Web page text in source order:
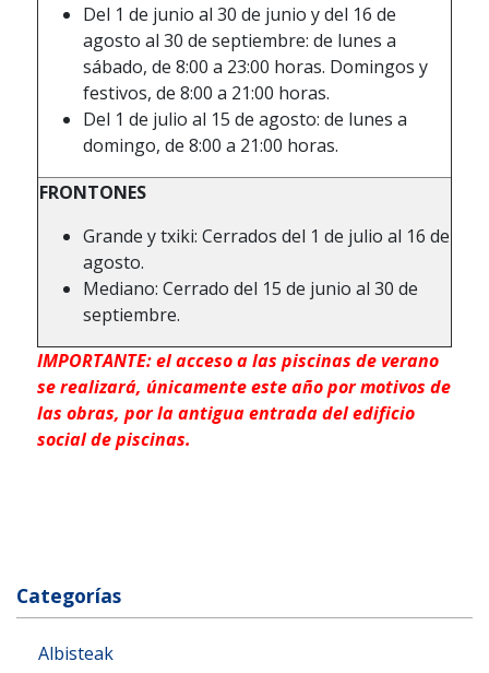
Del 1 de junio al 30 de junio y del 16 de
agosto al 30 de septiembre: de lunes a
sábado, de 8:00 a 23:00 horas. Domingos y
festivos, de 8:00 a 21:00 horas.
Del 1 de julio al 15 de agosto: de lunes a
domingo, de 8:00 a 21:00 horas.
FRONTONES
Grande y txiki: Cerrados del 1 de julio al 16 de
agosto.
Mediano: Cerrado del 15 de junio al 30 de
septiembre.
IMPORTANTE: el acceso a las piscinas de verano
se realizará, únicamente este año por motivos de
las obras, por la antigua entrada del edificio
social de piscinas.
Categorías
Albisteak